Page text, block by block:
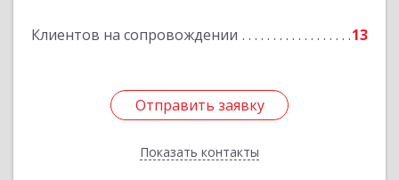
Клиентов на сопровождении 13
Отправить заявку
Показать контакты
Отправить заявку
Назад